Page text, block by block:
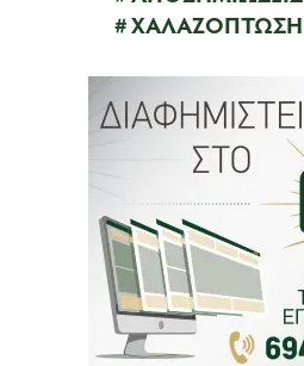
ΧΑΛΑΖΟΠΤΩΣΗ